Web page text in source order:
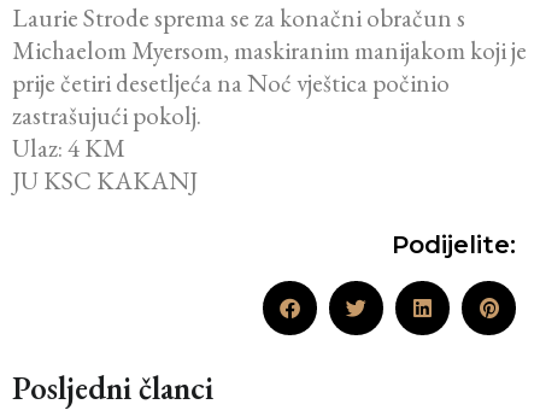
Laurie Strode sprema se za konačni obračun s
Michaelom Myersom, maskiranim manijakom koji je
prije četiri desetljeća na Noć vještica počinio
zastrašujući pokolj.
Ulaz: 4 KM
JU KSC KAKANJ
Podijelite:
Posljedni članci